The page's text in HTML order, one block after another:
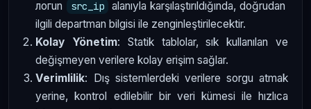
логun
src_ip
alanıyla karşılaştırıldığında, doğrudan
ilgili departman bilgisi ile zenginleştirilecektir.
Kolay Yönetim: Statik tablolar, sık kullanılan ve
değişmeyen verilere kolay erişim sağlar.
Verimlilik: Dış sistemlerdeki verilere sorgu atmak
yerine, kontrol edilebilir bir veri kümesi ile hızlıca